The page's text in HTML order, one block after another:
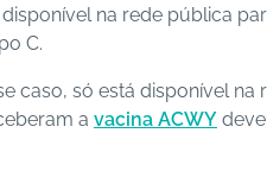
na rede pública
C.
caso, só está disponível na
a vacina ACWY